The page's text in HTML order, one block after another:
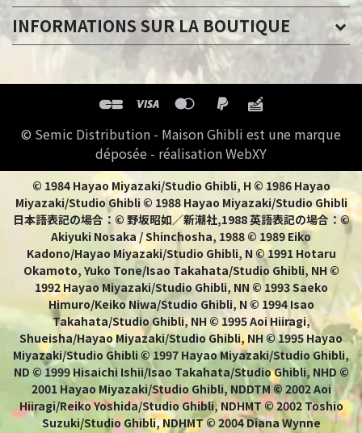
INFORMATIONS SUR LA BOUTIQUE
© Semic Distribution - Maison Ghibli est une marque
déposée - réalisation WebXY
© 1984 Hayao Miyazaki/Studio Ghibli, H © 1986 Hayao
Miyazaki/Studio Ghibli © 1988 Hayao Miyazaki/Studio Ghibli
日本語表記の場合：© 野坂昭如／新潮社,1988 英語表記の場合：©
Akiyuki Nosaka / Shinchosha, 1988 © 1989 Eiko
Kadono/Hayao Miyazaki/Studio Ghibli, N © 1991 Hotaru
Okamoto, Yuko Tone/Isao Takahata/Studio Ghibli, NH ©
1992 Hayao Miyazaki/Studio Ghibli, NN © 1993 Saeko
Himuro/Keiko Niwa/Studio Ghibli, N © 1994 Isao
Takahata/Studio Ghibli, NH © 1995 Aoi Hiiragi,
Shueisha/Hayao Miyazaki/Studio Ghibli, NH © 1995 Hayao
Miyazaki/Studio Ghibli © 1997 Hayao Miyazaki/Studio Ghibli,
ND © 1999 Hisaichi Ishii/Isao Takahata/Studio Ghibli, NHD ©
2001 Hayao Miyazaki/Studio Ghibli, NDDTM © 2002 Aoi
Hiiragi/Reiko Yoshida/Studio Ghibli, NDHMT © 2002 Toshio
Suzuki/Studio Ghibli, NDHMT © 2004 Diana Wynne